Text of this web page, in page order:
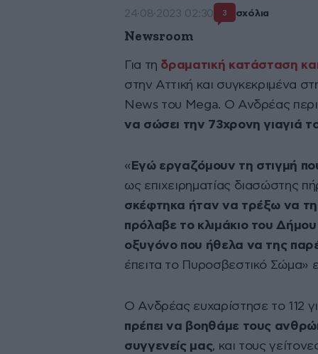
24·08·2023 02:30 3 σχόλια
Newsroom
Για τη δραματική κατάσταση
στην Αττική και συγκεκριμένα
News του Mega. Ο Ανδρέας
να σώσει την 73χρονη γιαγιά
« Εγώ εργαζόμουν τη στιγμή
ως επιχειρηματίας διασώστης
σκέφτηκα ήταν να τρέξω να
πρόλαβε το κλιμάκιο του
οξυγόνο που ήθελα να της
έπειτα το Πυροσβεστικό Σώμα»
Ο Ανδρέας ευχαρίστησε το 112
πρέπει να βοηθάμε τους
συγγενείς μας, και τους